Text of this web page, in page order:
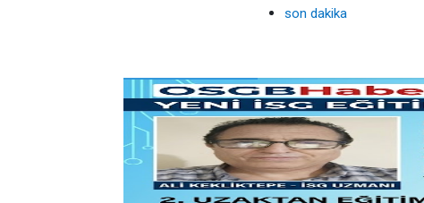
son dakika